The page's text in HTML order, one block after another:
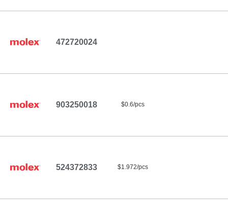
472720024
903250018 $0.6/pcs
524372833 $1.972/pcs